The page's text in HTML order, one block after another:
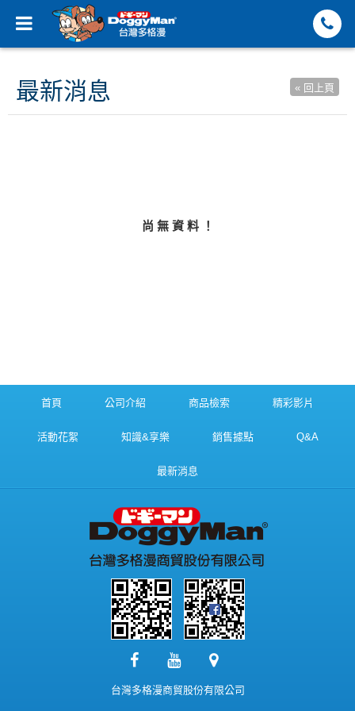
最新消息 « 回上頁
尚 無 資 料 ！
首頁 公司介紹 商品檢索 精彩影片
活動花絮 知識&享樂 銷售據點 Q&A
最新消息
台灣多格漫商貿股份有限公司